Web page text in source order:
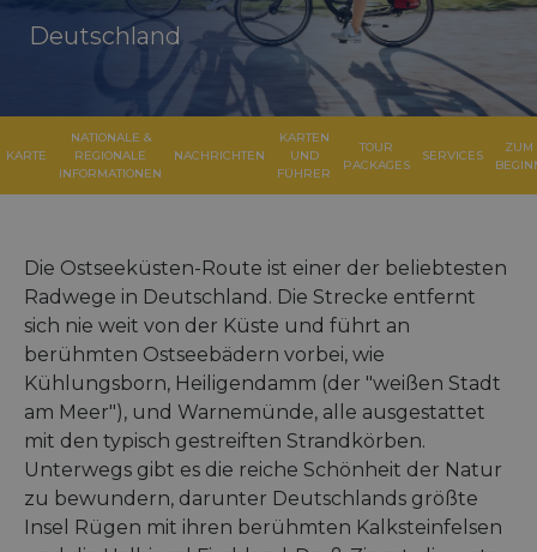
Deutschland
KARTE
NATIONALE &
REGIONALE
INFORMATIONEN
NACHRICHTEN
KARTEN
UND
FÜHRER
TOUR
PACKAGES
SERVICES
ZUM
Die Ostseeküsten-Route ist einer der beliebtesten
Radwege in Deutschland. Die Strecke entfernt
sich nie weit von der Küste und führt an
berühmten Ostseebädern vorbei, wie
Kühlungsborn, Heiligendamm (der "weißen Stadt
am Meer"), und Warnemünde, alle ausgestattet
mit den typisch gestreiften Strandkörben.
Unterwegs gibt es die reiche Schönheit der Natur
zu bewundern, darunter Deutschlands größte
Insel Rügen mit ihren berühmten Kalksteinfelsen